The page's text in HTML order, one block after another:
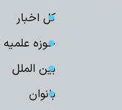
کل اخبار
حوزه
بین الملل
بانوان